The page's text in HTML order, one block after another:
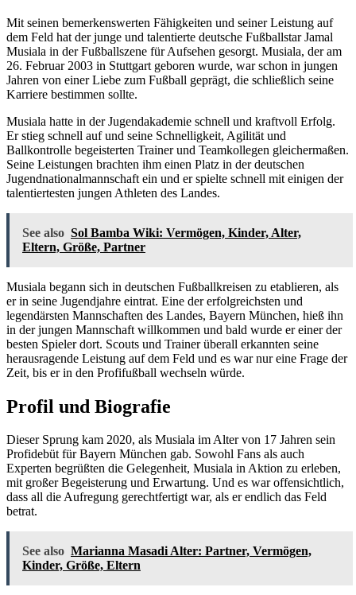
Mit seinen bemerkenswerten Fähigkeiten und seiner Leistung auf
dem Feld hat der junge und talentierte deutsche Fußballstar Jamal
Musiala in der Fußballszene für Aufsehen gesorgt. Musiala, der am
26. Februar 2003 in Stuttgart geboren wurde, war schon in jungen
Jahren von einer Liebe zum Fußball geprägt, die schließlich seine
Karriere bestimmen sollte.
Musiala hatte in der Jugendakademie schnell und kraftvoll Erfolg.
Er stieg schnell auf und seine Schnelligkeit, Agilität und
Ballkontrolle begeisterten Trainer und Teamkollegen gleichermaßen.
Seine Leistungen brachten ihm einen Platz in der deutschen
Jugendnationalmannschaft ein und er spielte schnell mit einigen der
talentiertesten jungen Athleten des Landes.
See also Sol Bamba Wiki: Vermögen, Kinder, Alter,
Eltern, Größe, Partner
Musiala begann sich in deutschen Fußballkreisen zu etablieren, als
er in seine Jugendjahre eintrat. Eine der erfolgreichsten und
legendärsten Mannschaften des Landes, Bayern München, hieß ihn
in der jungen Mannschaft willkommen und bald wurde er einer der
besten Spieler dort. Scouts und Trainer überall erkannten seine
herausragende Leistung auf dem Feld und es war nur eine Frage der
Zeit, bis er in den Profifußball wechseln würde.
Profil und Biografie
Dieser Sprung kam 2020, als Musiala im Alter von 17 Jahren sein
Profidebüt für Bayern München gab. Sowohl Fans als auch
Experten begrüßten die Gelegenheit, Musiala in Aktion zu erleben,
mit großer Begeisterung und Erwartung. Und es war offensichtlich,
dass all die Aufregung gerechtfertigt war, als er endlich das Feld
betrat.
See also Marianna Masadi Alter: Partner, Vermögen,
Kinder, Größe, Eltern